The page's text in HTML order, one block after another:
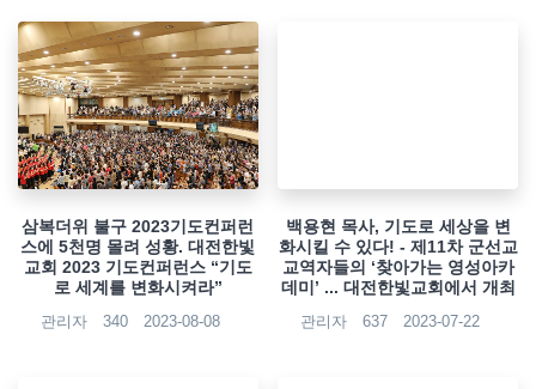
삼복더위 불구 2023기도컨퍼런
스에 5천명 몰려 성황. 대전한빛
교회 2023 기도컨퍼런스 “기도
로 세계를 변화시켜라”
관리자 340 2023-08-08
백용현 목사, 기도로 세상을 변
화시킬 수 있다! - 제11차 군선교
교역자들의 ‘찾아가는 영성아카
데미’ ... 대전한빛교회에서 개최
관리자 637 2023-07-22